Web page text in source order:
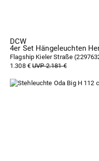
DCW
4er Set Hängeleuchten
Flagship Kieler Straße (
1.308 €UVP 2.181 €